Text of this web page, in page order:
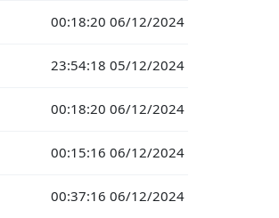
00:18:20 06/12/2024
23:54:18 05/12/2024
00:18:20 06/12/2024
00:15:16 06/12/2024
00:37:16 06/12/2024